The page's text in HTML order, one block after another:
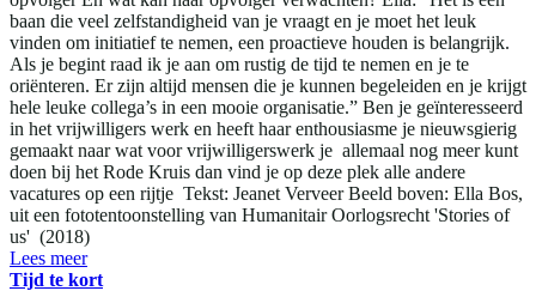
baan die veel zelfstandigheid van je vraagt en je moet het leuk
vinden om initiatief te nemen, een proactieve houden is belangrijk.
Als je begint raad ik je aan om rustig de tijd te nemen en je te
oriënteren. Er zijn altijd mensen die je kunnen begeleiden en je krijgt
hele leuke collega’s in een mooie organisatie.” Ben je geïnteresseerd
in het vrijwilligers werk en heeft haar enthousiasme je nieuwsgierig
gemaakt naar wat voor vrijwilligerswerk je allemaal nog meer kunt
doen bij het Rode Kruis dan vind je op deze plek alle andere
vacatures op een rijtje Tekst: Jeanet Verveer Beeld boven: Ella Bos,
uit een fototentoonstelling van Humanitair Oorlogsrecht 'Stories of
us' (2018)
Lees meer
Tijd te kort